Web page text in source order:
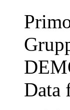
Data